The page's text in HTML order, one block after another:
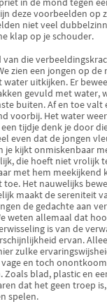
deze voorbeelden op
niet veel
klap op je schouder.
die
zien een jongen op de
uitkijken. Er
gevuld met water,
buiten. Af en toe valt
voorbij. Het water
tijdje denk je door
even dat de jongen
je kijkt onmiskenbaar
die hoeft niet vrolijk
met hem meekijkend
Het nauwelijks
maakt de sereniteit
de gedachte aan
weten allemaal dat
is van de
ervan.
zulke
en toch
Zoals blad, plastic en
dat het geen troep
spelen.